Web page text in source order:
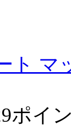
ト マ
ポイ